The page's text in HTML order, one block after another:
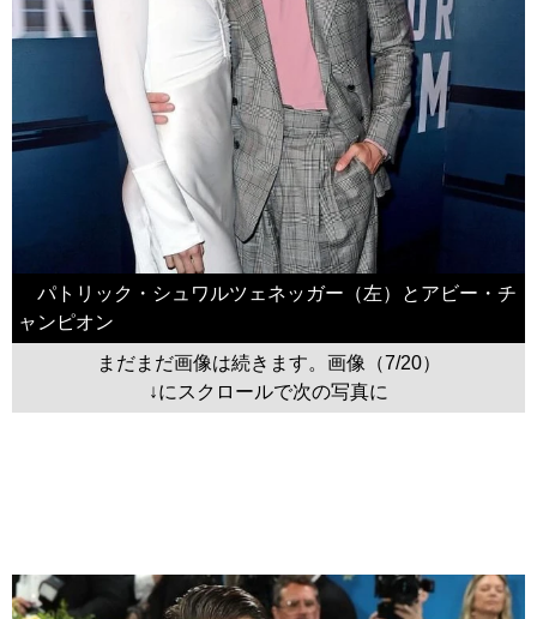
パトリック・シュワルツェネッガー（左）とアビー・チ
ャンピオン
まだまだ画像は続きます。画像（7/20）
↓にスクロールで次の写真に